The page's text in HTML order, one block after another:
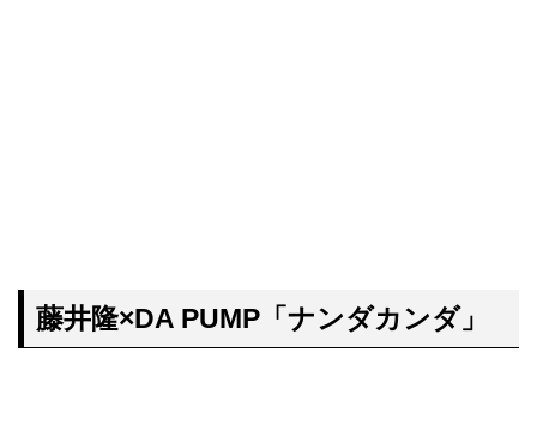
藤井隆×DA PUMP「ナンダカンダ」